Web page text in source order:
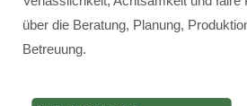
über die Beratung, Planung,
Betreuung.